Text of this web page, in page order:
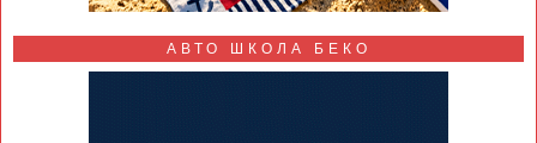
АВТО ШКОЛА БЕКО